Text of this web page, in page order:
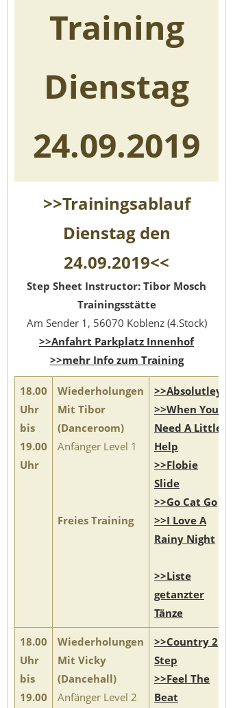
Training
Dienstag
24.09.2019
>>Trainingsablauf
Dienstag den
24.09.2019<<
Step Sheet Instructor: Tibor Mosch
Trainingsstätte
Am Sender 1, 56070 Koblenz (4.Stock)
>>Anfahrt Parkplatz Innenhof
>>mehr Info zum Training
18.00
Uhr
bis
19.00
Uhr
Wiederholungen
Mit Tibor
(Danceroom)
Anfänger Level 1
Freies Training
>>Absolutley
>>When You
Need A Little
Help
>>Flobie
Slide
>>Go Cat Go
>>I Love A
Rainy Night
>>Liste
getanzter
Tänze
18.00
Uhr
bis
19.00
Wiederholungen
Mit Vicky
(Dancehall)
Anfänger Level 2
>>Country 2
Step
>>Feel The
Beat